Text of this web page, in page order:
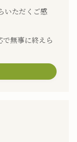
いただくご感
で無事に終えら